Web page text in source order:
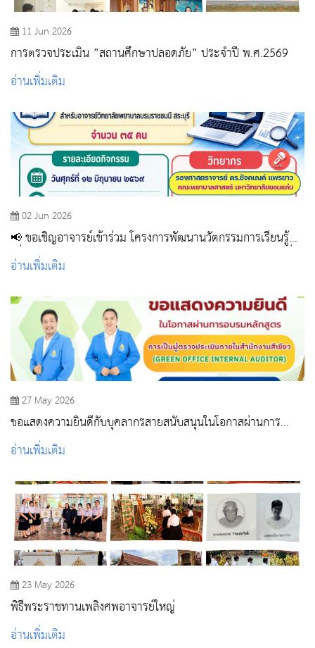
11 Jun 2026
การตรวจประเมิน ”สถานศึกษาปลอดภัย” ประจำปี พ.ศ.2569
อ่านเพิ่มเติม
02 Jun 2026
📢 ขอเชิญอาจารย์เข้าร่วม โครงการพัฒนานวัตกรรมการเรียนรู้
เพื่อการเรียนรู้ตลอดชีวิต รองรับความต้องการและสถานการณ์ที่
เปลี่ยนแปลงไป กิจกรรมที่ 1 พัฒนาการเรียนรู้ตลอดชีวิตผ่าน
อ่านเพิ่มเติม
27 May 2026
ขอแสดงความยินดีกับบุคลากรสายสนับสนุนในโอกาสผ่านการ
อบรมหลักสูตรGreen Office
อ่านเพิ่มเติม
23 May 2026
พิธีพระราชทานเพลิงศพอาจารย์ใหญ่
อ่านเพิ่มเติม